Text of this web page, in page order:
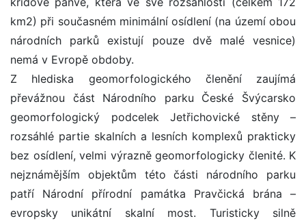
km2) při současném minimální osídlení (na území obou
národních parků existují pouze dvě malé vesnice)
nemá v Evropě obdoby.
Z hlediska geomorfologického členění zaujímá
převážnou část Národního parku České Švýcarsko
geomorfologický podcelek Jetřichovické stěny –
rozsáhlé partie skalních a lesních komplexů prakticky
bez osídlení, velmi výrazně geomorfologicky členité. K
nejznámějším objektům této části národního parku
patří Národní přírodní památka Pravčická brána –
evropsky unikátní skalní most. Turisticky silně